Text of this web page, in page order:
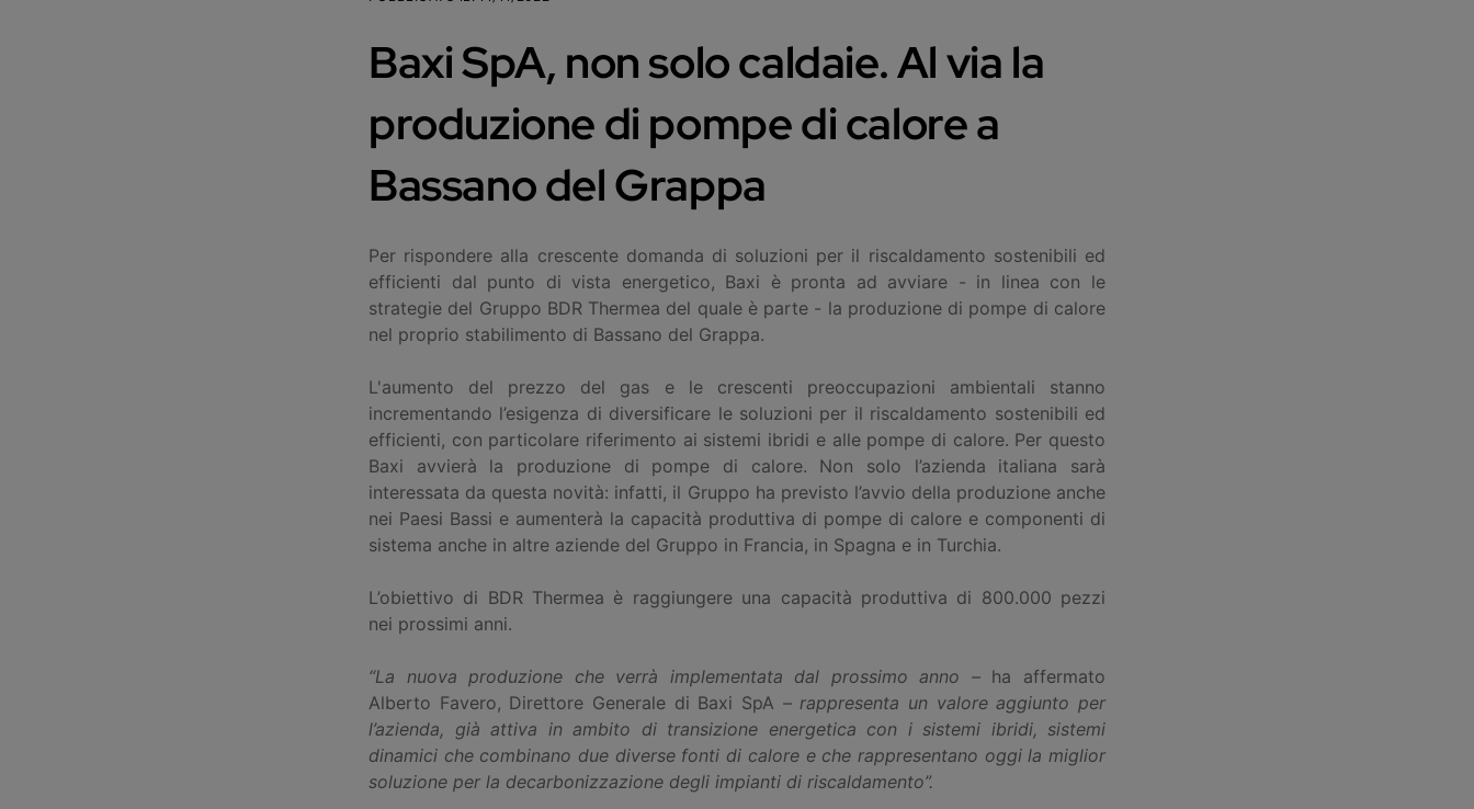
Baxi SpA, non solo caldaie. Al via la
produzione di pompe di calore a
Bassano del Grappa
Per rispondere alla crescente domanda di soluzioni per il riscaldamento sostenibili ed
efficienti dal punto di vista energetico, Baxi è pronta ad avviare - in linea con le
strategie del Gruppo BDR Thermea del quale è parte - la produzione di pompe di calore
nel proprio stabilimento di Bassano del Grappa.
L'aumento del prezzo del gas e le crescenti preoccupazioni ambientali stanno
incrementando l’esigenza di diversificare le soluzioni per il riscaldamento sostenibili ed
efficienti, con particolare riferimento ai sistemi ibridi e alle pompe di calore. Per questo
Baxi avvierà la produzione di pompe di calore. Non solo l’azienda italiana sarà
interessata da questa novità: infatti, il Gruppo ha previsto l’avvio della produzione anche
nei Paesi Bassi e aumenterà la capacità produttiva di pompe di calore e componenti di
sistema anche in altre aziende del Gruppo in Francia, in Spagna e in Turchia.
L’obiettivo di BDR Thermea è raggiungere una capacità produttiva di 800.000 pezzi
nei prossimi anni.
“La nuova produzione che verrà implementata dal prossimo anno – ha affermato
Alberto Favero, Direttore Generale di Baxi SpA – rappresenta un valore aggiunto per
l’azienda, già attiva in ambito di transizione energetica con i sistemi ibridi, sistemi
dinamici che combinano due diverse fonti di calore e che rappresentano oggi la miglior
soluzione per la decarbonizzazione degli impianti di riscaldamento”.